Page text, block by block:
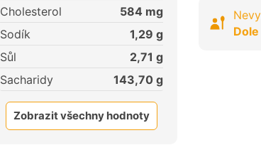
Cholesterol
584 mg
Sodík
1,29 g
Sůl
2,71 g
Sacharidy
143,70 g
Zobrazit všechny hodnoty